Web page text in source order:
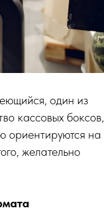
один из
кассовых боксов,
ориентируются на
желательно